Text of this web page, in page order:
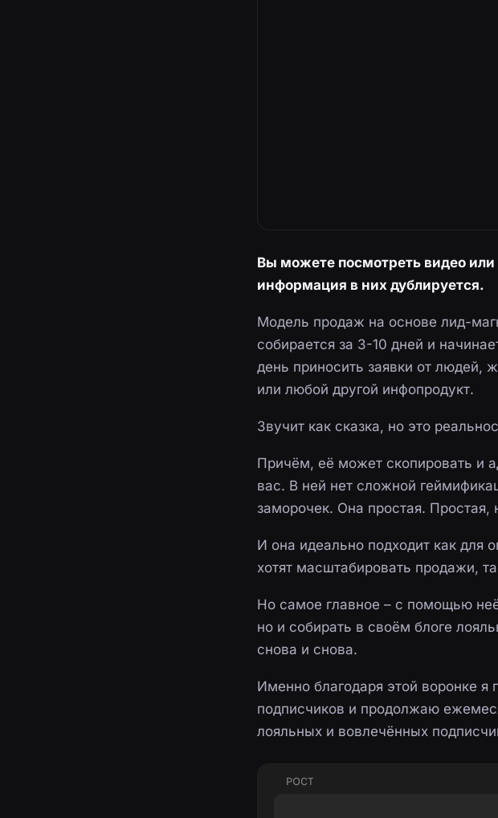
Вы можете посмотреть видео или
информация в них дублируется.
Модель продаж на основе лид-
собирается за 3-10 дней и
день приносить заявки от людей,
или любой другой инфопродукт.
Звучит как сказка, но это
Причём, её может скопировать и
вас. В ней нет сложной
заморочек. Она простая. Простая,
И она идеально подходит как для
хотят масштабировать продажи,
Но самое главное – с помощью
но и собирать в своём блоге
снова и снова.
Именно благодаря этой воронке я
подписчиков и продолжаю
лояльных и вовлечённых